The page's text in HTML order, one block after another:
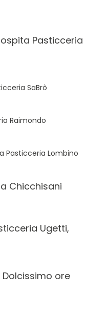
Pasticceria
SaBrò
Raimondo
Pasticceria Lombino
Chicchisani
Ugetti,
Dolcissimo ore